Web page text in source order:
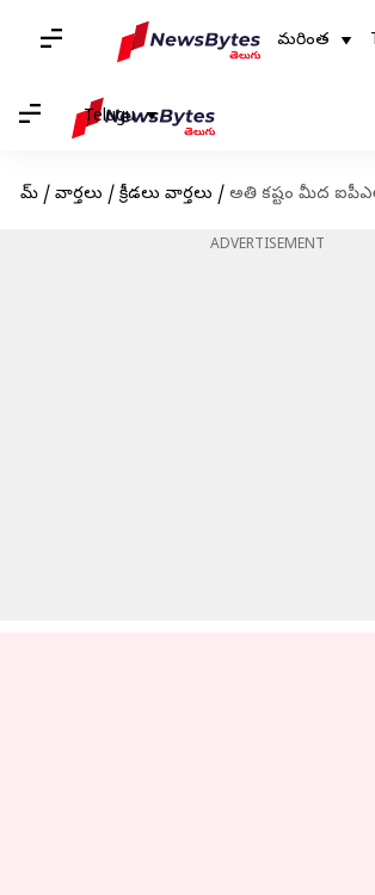
మరింత
Telugu
హోమ్ / వార్తలు / క్రీడలు వార్తలు / అతి కష్టం మీద ఐపీఎల్ లో
ADVERTISEMENT